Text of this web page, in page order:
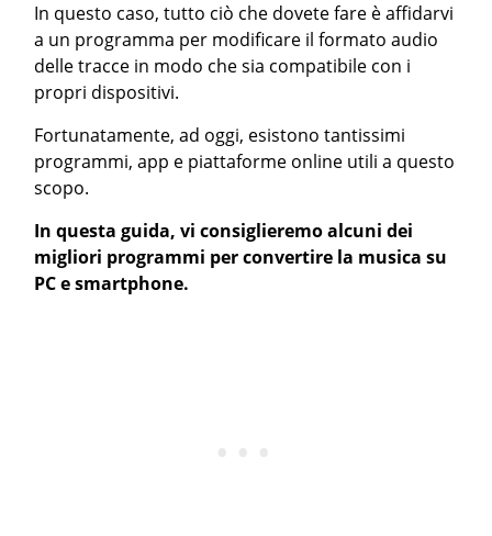
In questo caso, tutto ciò che dovete fare è affidarvi
a un programma per modificare il formato audio
delle tracce in modo che sia compatibile con i
propri dispositivi.
Fortunatamente, ad oggi, esistono tantissimi
programmi, app e piattaforme online utili a questo
scopo.
In questa guida, vi consiglieremo alcuni dei
migliori programmi per convertire la musica su
PC e smartphone.